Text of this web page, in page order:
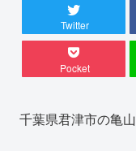
Twitter
Pocket
千葉県君津市の亀